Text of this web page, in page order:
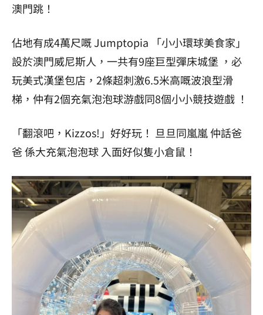
澳門跳！
佔地有成4萬尺嘅 Jumptopia 「小小環球美食家」
設於澳門威尼斯人，一共有9座巨型彈床城堡 ，必
玩美式漢堡包店，2條超刺激6.5米高嘅波浪型滑
梯，仲有2個充氣泡泡球游戲同8個小小競技遊戲 ！
「翻滾吧，Kizzos!」好好玩！ 旦旦同嵐嵐 仲話爸
爸 係大充氣泡泡球 入面好似隻小倉鼠！